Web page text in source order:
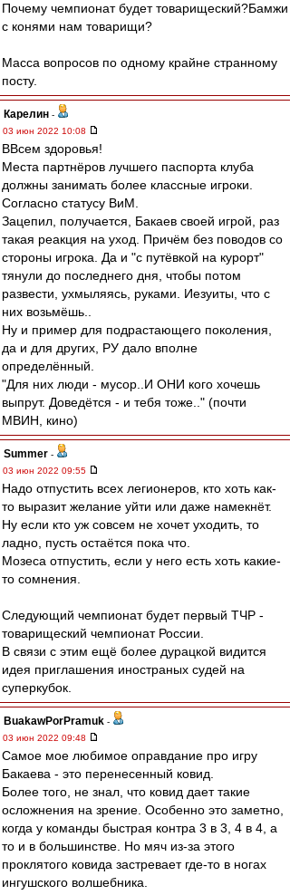
Почему чемпионат будет товарищеский?Бамжи
с конями нам товарищи?
Масса вопросов по одному крайне странному
посту.
Карелин -
03 июн 2022 10:08
ВВсем здоровья!
Места партнёров лучшего паспорта клуба
должны занимать более классные игроки.
Согласно статусу ВиМ.
Зацепил, получается, Бакаев своей игрой, раз
такая реакция на уход. Причём без поводов со
стороны игрока. Да и "с путёвкой на курорт"
тянули до последнего дня, чтобы потом
развести, ухмыляясь, руками. Иезуиты, что с
них возьмёшь..
Ну и пример для подрастающего поколения,
да и для других, РУ дало вполне
определённый.
"Для них люди - мусор..И ОНИ кого хочешь
выпрут. Доведётся - и тебя тоже.." (почти
МВИН, кино)
Summer -
03 июн 2022 09:55
Надо отпустить всех легионеров, кто хоть как-
то выразит желание уйти или даже намекнёт.
Ну если кто уж совсем не хочет уходить, то
ладно, пусть остаётся пока что.
Мозеса отпустить, если у него есть хоть какие-
то сомнения.
Следующий чемпионат будет первый ТЧР -
товарищеский чемпионат России.
В связи с этим ещё более дурацкой видится
идея приглашения иностраных судей на
суперкубок.
BuakawPorPramuk -
03 июн 2022 09:48
Самое мое любимое оправдание про игру
Бакаева - это перенесенный ковид.
Более того, не знал, что ковид дает такие
осложнения на зрение. Особенно это заметно,
когда у команды быстрая контра 3 в 3, 4 в 4, а
то и в большинстве. Но мяч из-за этого
проклятого ковида застревает где-то в ногах
ингушского волшебника.